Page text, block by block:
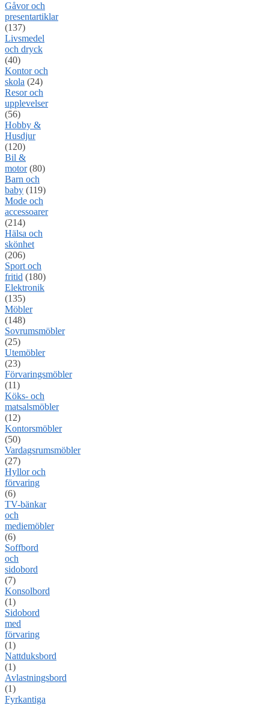
Gåvor och
presentartiklar
(137)
Livsmedel
och dryck
(40)
Kontor och
skola (24)
Resor och
upplevelser
(56)
Hobby &
Husdjur
(120)
Bil &
motor (80)
Barn och
baby (119)
Mode och
accessoarer
(214)
Hälsa och
skönhet
(206)
Sport och
fritid (180)
Elektronik
(135)
Möbler
(148)
Sovrumsmöbler
(25)
Utemöbler
(23)
Förvaringsmöbler
(11)
Köks- och
matsalsmöbler
(12)
Kontorsmöbler
(50)
Vardagsrumsmöbler
(27)
Hyllor och
förvaring
(6)
TV-bänkar
och
mediemöbler
(6)
Soffbord
och
sidobord
(7)
Konsolbord
(1)
Sidobord
med
förvaring
(1)
Nattduksbord
(1)
Avlastningsbord
(1)
Fyrkantiga